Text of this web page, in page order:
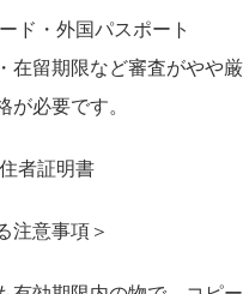
ド・外国パスポート
在留期限など審査がやや
が必要です。
者証明書
注意事項＞